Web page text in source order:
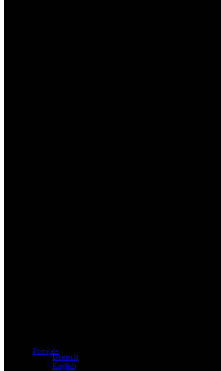
Français
Deutsch
English